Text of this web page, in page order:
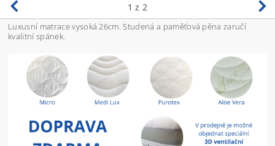
1 z 2
Luxusní matrace vysoká 26cm. Studená a paměťová pěna zaručí
kvalitní spánek.